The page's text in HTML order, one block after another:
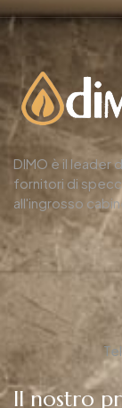
DIMO è il leader
fornitori di
all'ingrosso
Il nostro